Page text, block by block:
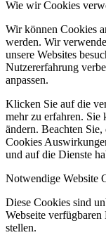
Wie wir Cookies
Wir können Cookies
werden. Wir
unsere Websites
Nutzererfahrung
anpassen.
Klicken Sie auf die
mehr zu erfahren. Sie
ändern. Beachten
Cookies
und auf die Dienste
Notwendige Website
Diese Cookies sind
Webseite
stellen.